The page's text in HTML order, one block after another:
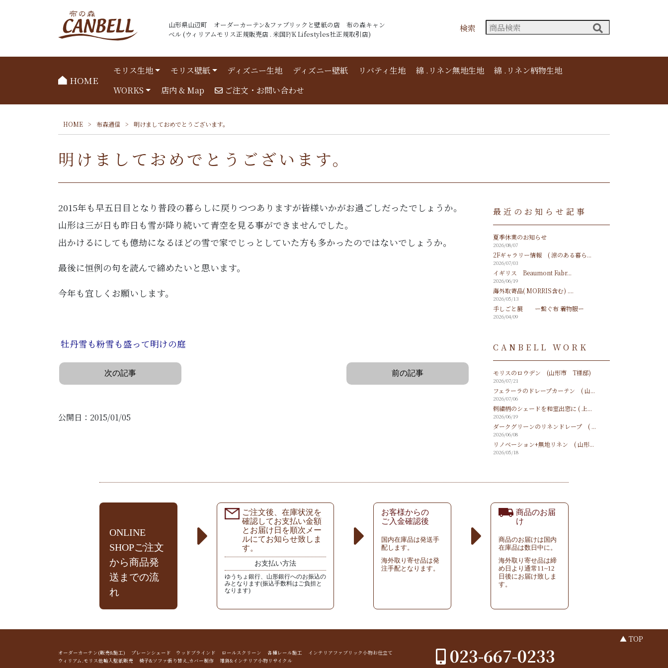
山形県山辺町 オーダーカーテン&ファブリックと壁紙の店 布の森キャン
ベル (ウィリアムモリス正規販売店 . 米国P/K Lifestyles社正規取引店)
検索
HOME
モリス生地 モリス壁紙 ディズニー生地 ディズニー壁紙 リバティ生地 綿 .リネン無地生地
綿 .リネン柄物生地
WORKS
店内 & Map ご注文・お問い合わせ
HOME > 布森通信 > 明けましておめでとうございます。
明けましておめでとうございます。
2015年も早五日目となり普段の暮らしに戻りつつありますが皆様いかがお過ごしだったでしょうか。
山形は三が日も昨日も雪が降り続いて青空を見る事ができませんでした。
出かけるにしても億劫になるほどの雪で家でじっとしていた方も多かったのではないでしょうか。
最後に恒例の句を読んで締めたいと思います。
今年も宜しくお願いします。
牡丹雪も粉雪も盛って明けの庭
次の記事 前の記事
公開日：2015/01/05
最近のお知らせ記事
夏季休業のお知らせ
2026/08/07
2Fギャラリー情報 ( 涼のある暮ら...
2026/07/03
イギリス Beaumont Fabr...
2026/06/19
海外取寄品( MORRIS含む) ....
2026/05/13
手しごと展 ー繋ぐ布 着物服ー
2026/04/09
CANBELL WORK
モリスのロウデン (山形市 T様邸)
2026/07/21
フェラーラのドレープカーテン ( 山...
2026/07/06
刺繍柄のシェードを和室出窓に ( 上...
2026/06/19
ダークグリーンのリネンドレープ ( ...
2026/06/08
リノベーション+無地リネン ( 山形...
2026/05/18
ONLINE
SHOPご注文
から商品発
送までの流
れ
ご注文後、在庫状況を
確認してお支払い金額
とお届け日を順次メー
ルにてお知らせ致しま
す。
お支払い方法
ゆうちょ銀行、山形銀行へのお振込の
みとなります(振込手数料はご負担と
なります)
お客様からの
ご入金確認後
国内在庫品は発送手
配します。
海外取り寄せ品は発
注手配となります。
商品のお届
け
商品のお届けは国内
在庫品は数日中に。
海外取り寄せ品は締
め日より通常11~12
日後にお届け致しま
す。
▲ TOP
オーダーカーテン(販売&施工) プレーンシェード ウッドブラインド ロールスクリーン 各種レール施工 インテリアファブリック小物お仕立て
ウィリアム.モリス他輸入壁紙販売 椅子&ソファ張り替え,カバー制作 雑貨&インテリア小物リサイクル
023-667-0233